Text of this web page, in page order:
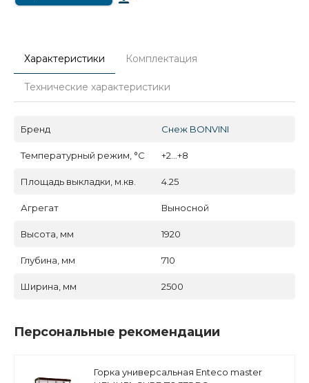
Характеристики Комплектация
Технические характеристики
Бренд Снеж BONVINI
Температурный режим, °C +2...+8
Площадь выкладки, м.кв. 4.25
Агрегат Выносной
Высота, мм 1920
Глубина, мм 710
Ширина, мм 2500
Персональные рекомендации
Горка универсальная Enteco master